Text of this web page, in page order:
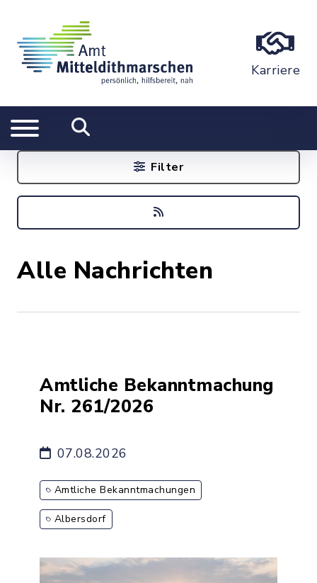
Karriere
Alle Nachrichten
Amtliche Bekanntmachung
Nr. 261/2026
07.08.2026
Amtliche Bekanntmachungen
Albersdorf
Filter